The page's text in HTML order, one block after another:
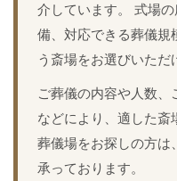
介しています。 式場
備、対応できる葬儀規
う斎場をお選びいただ
ご葬儀の内容や人数、
などにより、適した斎
葬儀場をお探しの方は
承っております。